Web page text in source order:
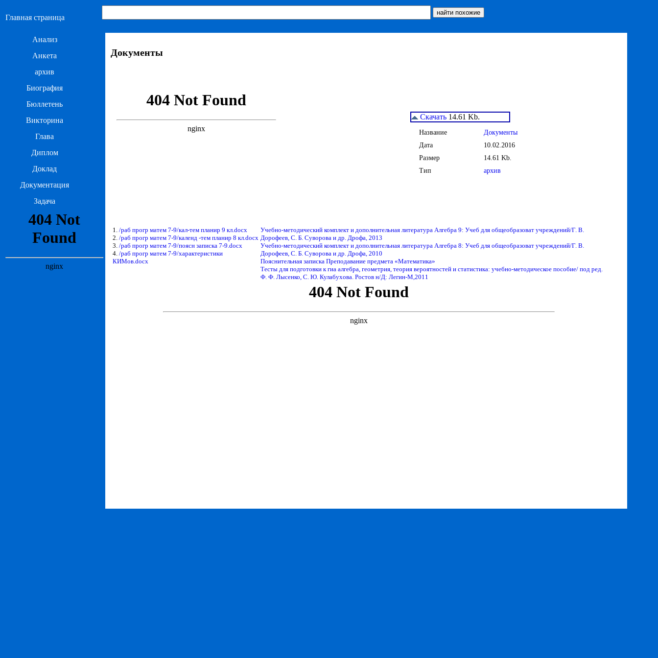
Главная страница
Анализ
Анкета
архив
Биография
Бюллетень
Викторина
Глава
Диплом
Доклад
Документация
Задача
Документы
Скачать 14.61 Kb.
Название
Документы
Дата
10.02.2016
Размер
14.61 Kb.
Тип
архив
1. /раб прогр матем 7-9/кал-тем планир 9 кл.docx
2. /раб прогр матем 7-9/календ -тем планир 8 кл.docx
3. /раб прогр матем 7-9/поясн записка 7-9.docx
4. /раб прогр матем 7-9/характеристики
КИМов.docx
Учебно-методический комплект и дополнительная литература Алгебра 9: Учеб для общеобразоват учреждений/Г. В.
Дорофеев, С. Б. Суворова и др. Дрофа, 2013
Учебно-методический комплект и дополнительная литература Алгебра 8: Учеб для общеобразоват учреждений/Г. В.
Дорофеев, С. Б. Суворова и др. Дрофа, 2010
Пояснительная записка Преподавание предмета «Математика»
Тесты для подготовки к гиа алгебра, геометрия, теория вероятностей и статистика: учебно-методическое пособие/ под ред.
Ф. Ф. Лысенко, С. Ю. Кулабухова. Ростов н/Д: Легин-М,2011